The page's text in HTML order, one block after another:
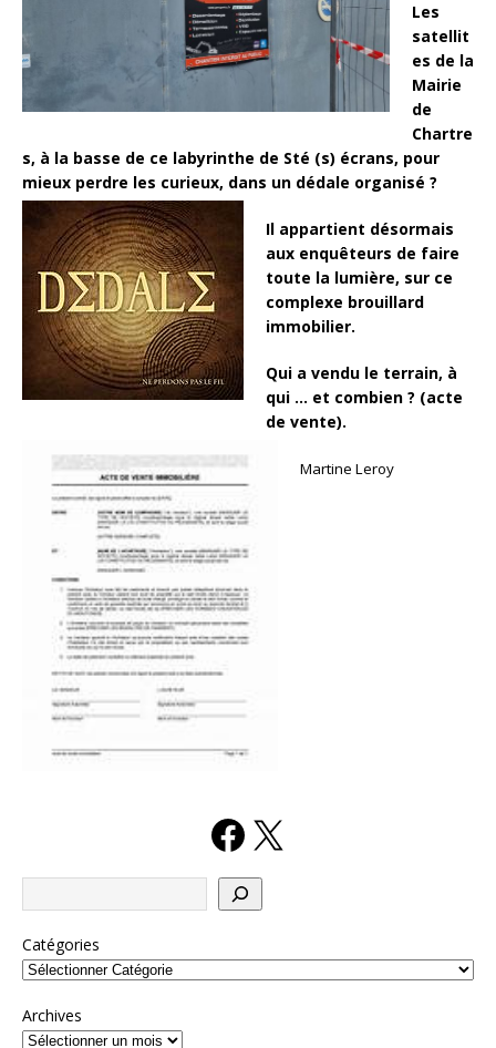
Les
satellit
es de la
Mairie
de
Chartre
s, à la basse de ce labyrinthe de Sté (s) écrans, pour
mieux perdre les curieux, dans un dédale organisé ?
Il appartient désormais
aux enquêteurs de faire
toute la lumière, sur ce
complexe brouillard
immobilier.
Qui a vendu le terrain, à
qui … et combien ? (acte
de vente).
Martine Leroy
Catégories
Archives